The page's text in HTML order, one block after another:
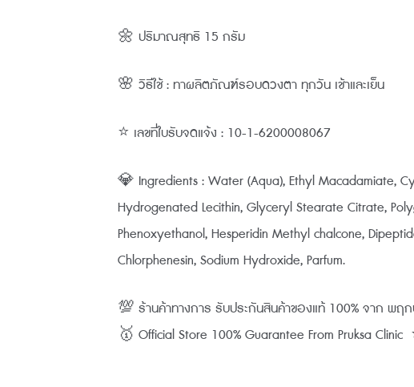
🌼 ปริมาณสุทธิ 15 กรัม
🌸 วิธีใช้ : ทาผลิตภัณฑ์รอบดวงตา ทุกวัน เช้าและเย็น
⭐ เลขที่ใบรับจดแจ้ง : 10-1-6200008067
💎 Ingredients : Water (Aqua), Ethyl Macadamiate,
Hydrogenated Lecithin, Glyceryl Stearate Citrate,
Phenoxyethanol, Hesperidin Methyl chalcone,
Chlorphenesin, Sodium Hydroxide, Parfum.
💯 ร้านค้าทางการ รับประกันสินค้าของแท้ 100% จาก พ
🥇 Official Store 100% Guarantee From Pruksa Clinic